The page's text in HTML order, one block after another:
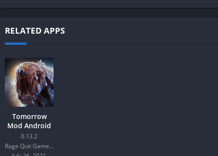
RELATED APPS
Tomorrow
Mod Android
0.13.2
Rage Quit Games LLC